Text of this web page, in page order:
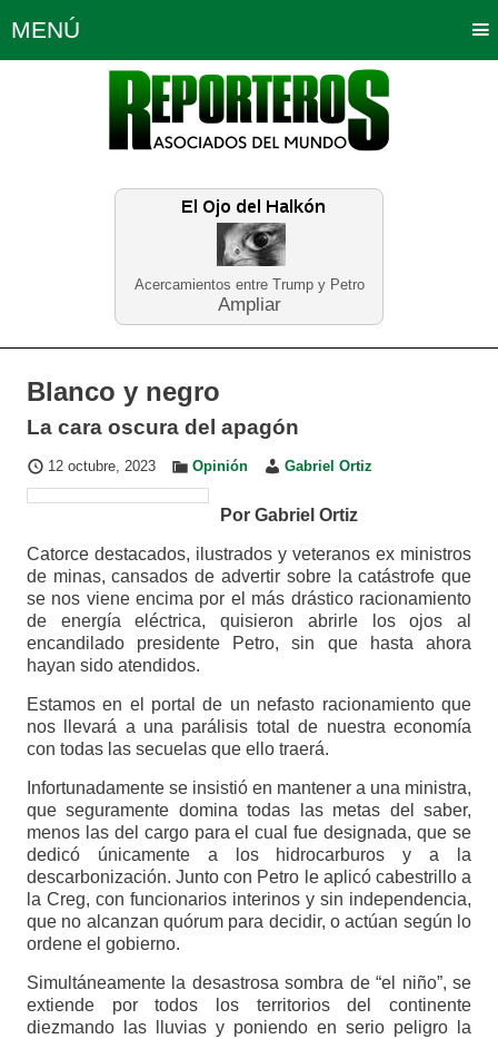
Acercamientos entre Trump y Petro
Ampliar
MENÚ
Política Opinión Bogotá
Planeta Tierra Deportes
Educación Neira
Blanco y negro
La cara oscura del apagón
12 octubre, 2023 Opinión Gabriel Ortiz
Por Gabriel Ortiz
Catorce destacados, ilustrados y veteranos ex ministros
de minas, cansados de advertir sobre la catástrofe que
se nos viene encima por el más drástico racionamiento
de energía eléctrica, quisieron abrirle los ojos al
encandilado presidente Petro, sin que hasta ahora
hayan sido atendidos.
Estamos en el portal de un nefasto racionamiento que
nos llevará a una parálisis total de nuestra economía
con todas las secuelas que ello traerá.
Infortunadamente se insistió en mantener a una ministra,
que seguramente domina todas las metas del saber,
menos las del cargo para el cual fue designada, que se
dedicó únicamente a los hidrocarburos y a la
descarbonización. Junto con Petro le aplicó cabestrillo a
la Creg, con funcionarios interinos y sin independencia,
que no alcanzan quórum para decidir, o actúan según lo
ordene el gobierno.
Simultáneamente la desastrosa sombra de “el niño”, se
extiende por todos los territorios del continente
diezmando las lluvias y poniendo en serio peligro la